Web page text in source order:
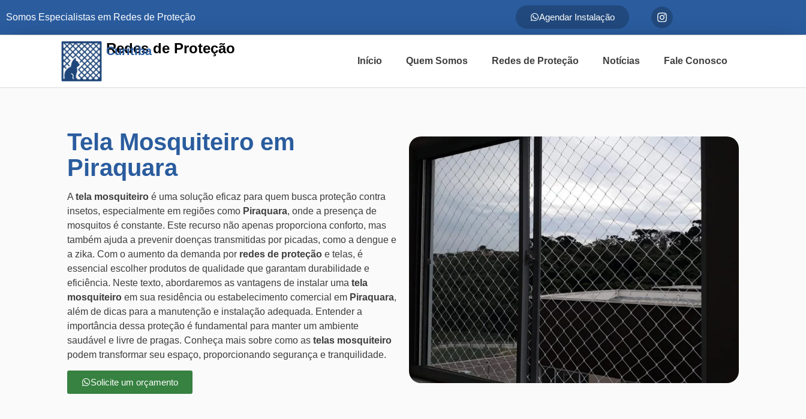
Somos Especialistas em Redes de Proteção Agendar Instalação
Redes de Proteção
Curitiba
Início Quem Somos Redes de Proteção Notícias Fale Conosco
Tela Mosquiteiro em
Piraquara
A tela mosquiteiro é uma solução eficaz para quem busca proteção contra
insetos, especialmente em regiões como Piraquara, onde a presença de
mosquitos é constante. Este recurso não apenas proporciona conforto, mas
também ajuda a prevenir doenças transmitidas por picadas, como a dengue e
a zika. Com o aumento da demanda por redes de proteção e telas, é
essencial escolher produtos de qualidade que garantam durabilidade e
eficiência. Neste texto, abordaremos as vantagens de instalar uma tela
mosquiteiro em sua residência ou estabelecimento comercial em Piraquara,
além de dicas para a manutenção e instalação adequada. Entender a
importância dessa proteção é fundamental para manter um ambiente
saudável e livre de pragas. Conheça mais sobre como as telas mosquiteiro
podem transformar seu espaço, proporcionando segurança e tranquilidade.
Solicite um orçamento